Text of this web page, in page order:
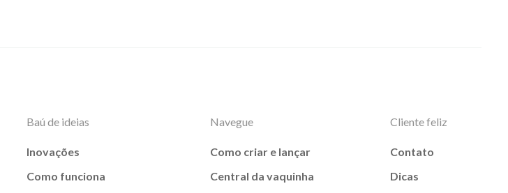
Baú de ideias
Inovações
Como funciona
Navegue
Como criar e lançar
Central da vaquinha
Cliente feliz
Contato
Dicas